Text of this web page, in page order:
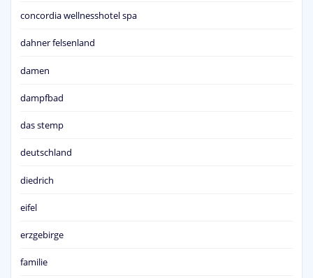
concordia wellnesshotel spa
dahner felsenland
damen
dampfbad
das stemp
deutschland
diedrich
eifel
erzgebirge
familie